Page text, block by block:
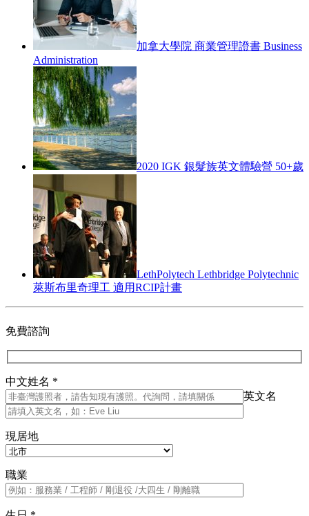
加拿大學院 商業管理證書 Business
Administration
2020 IGK 銀髮族英文體驗營 50+歲
LethPolytech Lethbridge Polytechnic
萊斯布里奇理工 適用RCIP計畫
免費諮詢
中文姓名 *
英文名
現居地
職業